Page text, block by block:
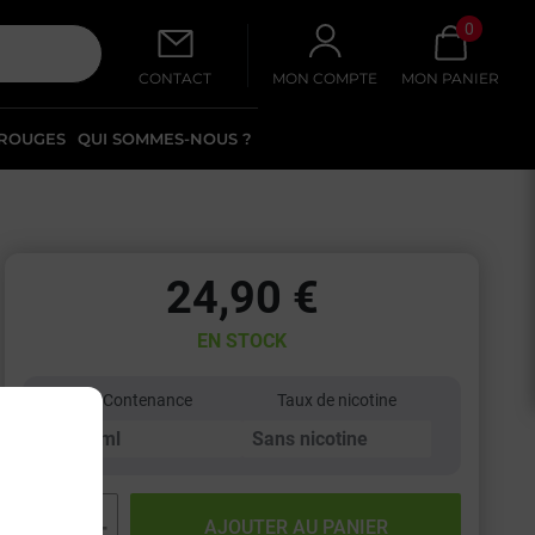
CONTACT
QUI SOMMES-NOUS ?
MON COMPTE
0
MON PANIER
24,90 €
EN STOCK
Contenance Taux de nicotine
+ AJOUTER AU PANIER